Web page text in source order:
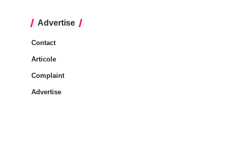
Advertise
Contact
Articole
Complaint
Advertise